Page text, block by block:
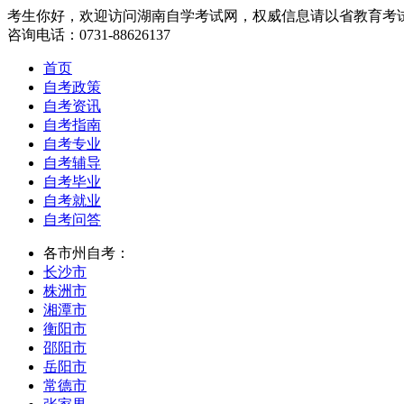
考生你好，欢迎访问湖南自学考试网，权威信息请以省教育考
咨询电话：0731-88626137
首页
自考政策
自考资讯
自考指南
自考专业
自考辅导
自考毕业
自考就业
自考问答
各市州自考：
长沙市
株洲市
湘潭市
衡阳市
邵阳市
岳阳市
常德市